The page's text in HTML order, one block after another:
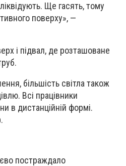
Ще гасять, тому
поверху», —
і підвал, де розташоване
більшість світла також
Всі працівники
в дистанційній формі.
постраждало